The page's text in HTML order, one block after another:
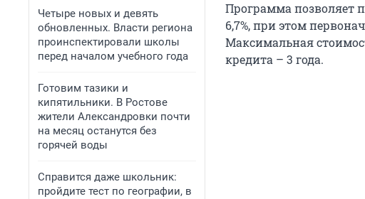
Четыре новых и девять
обновленных. Власти региона
проинспектировали школы
перед началом учебного года
Готовим тазики и
кипятильники. В Ростове
жители Александровки почти
на месяц останутся без
горячей воды
Справится даже школьник:
пройдите тест по географии, в
Программа позволяет
6,7%, при этом
Максимальная
кредита – 3 года.